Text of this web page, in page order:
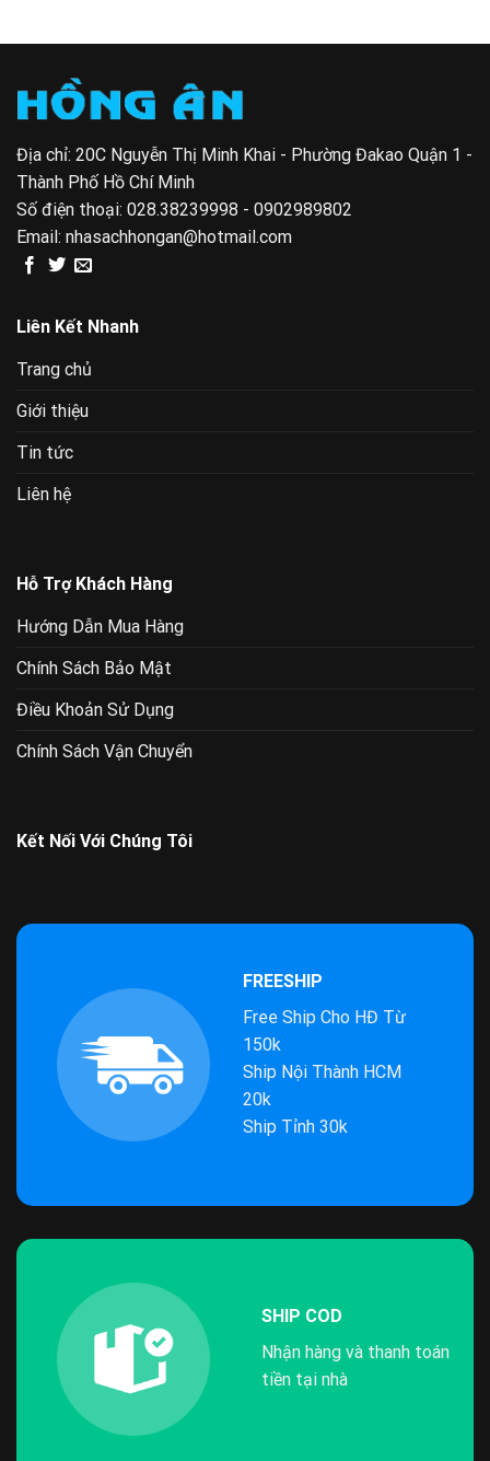
82.600 VND.
Địa chỉ: 20C Nguyễn Thị Minh Khai - Phường Đakao Quận 1 -
Thành Phố Hồ Chí Minh
Số điện thoại: 028.38239998 - 0902989802
Email: nhasachhongan@hotmail.com
Liên Kết Nhanh
Trang chủ
Giới thiệu
Tin tức
Liên hệ
Hỗ Trợ Khách Hàng
Hướng Dẫn Mua Hàng
Chính Sách Bảo Mật
Điều Khoản Sử Dụng
Chính Sách Vận Chuyển
Kết Nối Với Chúng Tôi
FREESHIP
Free Ship Cho HĐ Từ
150k
Ship Nội Thành HCM
20k
Ship Tỉnh 30k
SHIP COD
Nhận hàng và thanh toán
tiền tại nhà